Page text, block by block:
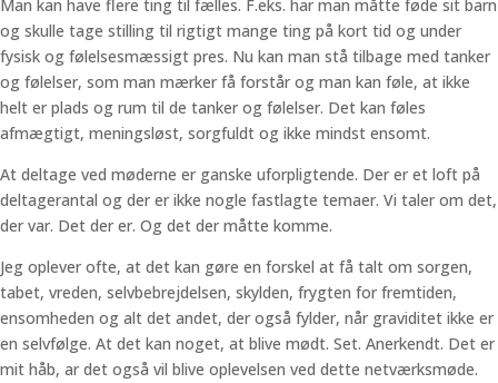
Man kan have flere ting til fælles. F.eks. har man måtte føde sit barn
og skulle tage stilling til rigtigt mange ting på kort tid og under
fysisk og følelsesmæssigt pres. Nu kan man stå tilbage med tanker
og følelser, som man mærker få forstår og man kan føle, at ikke
helt er plads og rum til de tanker og følelser. Det kan føles
afmægtigt, meningsløst, sorgfuldt og ikke mindst ensomt.
At deltage ved møderne er ganske uforpligtende. Der er et loft på
deltagerantal og der er ikke nogle fastlagte temaer. Vi taler om det,
der var. Det der er. Og det der måtte komme.
Jeg oplever ofte, at det kan gøre en forskel at få talt om sorgen,
tabet, vreden, selvbebrejdelsen, skylden, frygten for fremtiden,
ensomheden og alt det andet, der også fylder, når graviditet ikke er
en selvfølge. At det kan noget, at blive mødt. Set. Anerkendt. Det er
mit håb, ar det også vil blive oplevelsen ved dette netværksmøde.